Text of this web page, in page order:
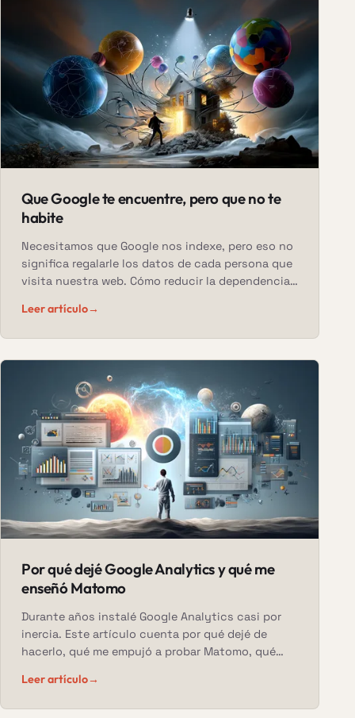
Que Google te encuentre, pero que no te
habite
Necesitamos que Google nos indexe, pero eso no
significa regalarle los datos de cada persona que
visita nuestra web. Cómo reducir la dependencia
resultados.
Leer artículo→
Por qué dejé Google Analytics y qué me
enseñó Matomo
Durante años instalé Google Analytics casi por
inercia. Este artículo cuenta por qué dejé de
hacerlo, qué me empujó a probar Matomo, qué
qué mirarías tú antes de plantearte el mismo
Leer artículo→